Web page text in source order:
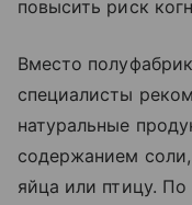
повысить риск
Вместо
специалисты
натуральные
содержанием
яйца или птицу.